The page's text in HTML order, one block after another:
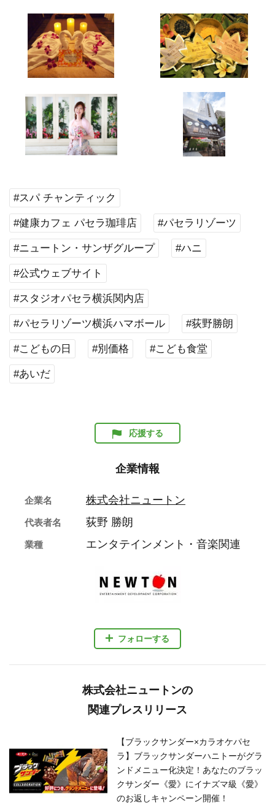
#スパ チャンティック
#健康カフェ パセラ珈琲店 #パセラリゾーツ
#ニュートン・サンザグループ #ハニ
#公式ウェブサイト
#スタジオパセラ横浜関内店
#パセラリゾーツ横浜ハマボール #荻野勝朗
#こどもの日 #別価格 #こども食堂
#あいだ
応援する
企業情報
フォローする
企業名 株式会社ニュートン
代表者名 荻野 勝朗
業種 エンタテインメント・音楽関連
株式会社ニュートンの
関連プレスリリース
【ブラックサンダー×カラオケパセ
ラ】ブラックサンダーハニトーがグラ
ンドメニュー化決定！あなたのブラッ
クサンダー《愛》にイナズマ級《愛》
のお返しキャンペーン開催！